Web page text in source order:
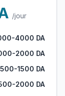
/jour
4000 DA
2000 DA
500-1500 DA
2000 DA